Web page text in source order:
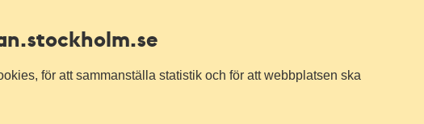
.stockholm.se
för att sammanställa statistik och för att webbplatsen ska